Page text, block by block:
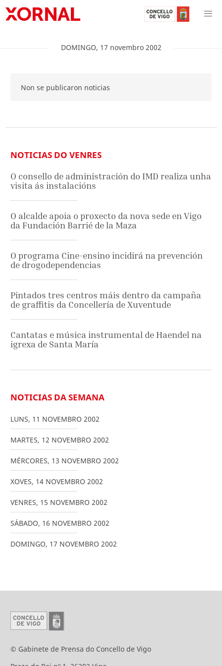
DOMINGO, 17 novembro 2002
Non se publicaron noticias
NOTICIAS DO VENRES
O consello de administración do IMD realiza unha
visita ás instalacións
O alcalde apoia o proxecto da nova sede en Vigo
da Fundación Barrié de la Maza
O programa Cine-ensino incidirá na prevención
de drogodependencias
Pintados tres centros máis dentro da campaña
de graffitis da Concellería de Xuventude
Cantatas e música instrumental de Haendel na
igrexa de Santa María
NOTICIAS DA SEMANA
LUNS, 11 NOVEMBRO 2002
MARTES, 12 NOVEMBRO 2002
MÉRCORES, 13 NOVEMBRO 2002
XOVES, 14 NOVEMBRO 2002
VENRES, 15 NOVEMBRO 2002
SÁBADO, 16 NOVEMBRO 2002
DOMINGO, 17 NOVEMBRO 2002
© Gabinete de Prensa do Concello de Vigo